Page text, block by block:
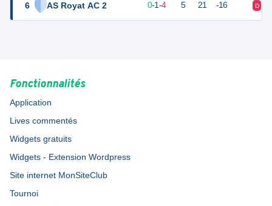
6 AS Royat AC 2 0-1-4 5 21 -16 D
Fonctionnalités
Application
Lives commentés
Widgets gratuits
Widgets - Extension Wordpress
Site internet MonSiteClub
Tournoi